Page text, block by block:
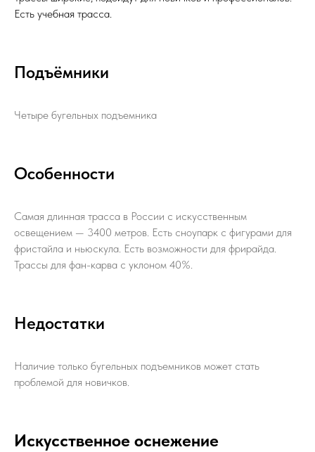
Есть учебная трасса.
Подъёмники
Четыре бугельных подъемника
Особенности
Самая длинная трасса в России с искусственным
освещением — 3400 метров. Есть сноупарк с фигурами для
фристайла и ньюскула. Есть возможности для фрирайда.
Трассы для фан-карва с уклоном 40%.
Недостатки
Наличие только бугельных подъемников может стать
проблемой для новичков.
Искусственное оснежение